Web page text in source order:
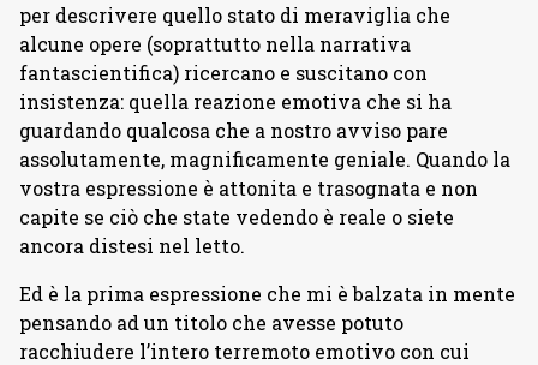
per descrivere quello stato di meraviglia che
alcune opere (soprattutto nella narrativa
fantascientifica) ricercano e suscitano con
insistenza: quella reazione emotiva che si ha
guardando qualcosa che a nostro avviso pare
assolutamente, magnificamente geniale. Quando la
vostra espressione è attonita e trasognata e non
capite se ciò che state vedendo è reale o siete
ancora distesi nel letto.
Ed è la prima espressione che mi è balzata in mente
pensando ad un titolo che avesse potuto
racchiudere l’intero terremoto emotivo con cui